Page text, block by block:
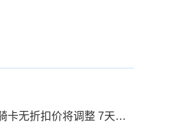
美团单车骑行畅骑卡无折扣价将调整 7天卡无折扣价调整为15元